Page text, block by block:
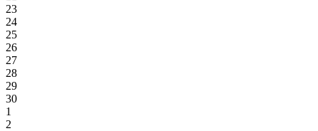
23
24
25
26
27
28
29
30
1
2